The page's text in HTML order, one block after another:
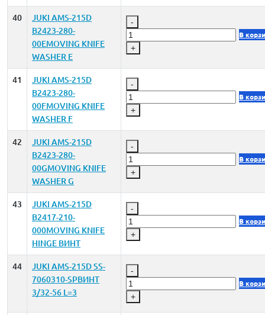
40
JUKI AMS-215D
B2423-280-
00EMOVING KNIFE
WASHER E
-
+
В
41
JUKI AMS-215D
B2423-280-
00FMOVING KNIFE
WASHER F
-
+
В
42
JUKI AMS-215D
B2423-280-
00GMOVING KNIFE
WASHER G
-
+
В
43
JUKI AMS-215D
B2417-210-
000MOVING KNIFE
HINGE ВИНТ
-
+
В
44
JUKI AMS-215D SS-
7060310-SPВИНТ
3/32-56 L=3
-
+
В